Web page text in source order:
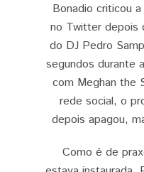
Bonadio criticou
no Twitter depois
do DJ Pedro
segundos durante
com Meghan the
rede social, o
depois apagou,
Como é de